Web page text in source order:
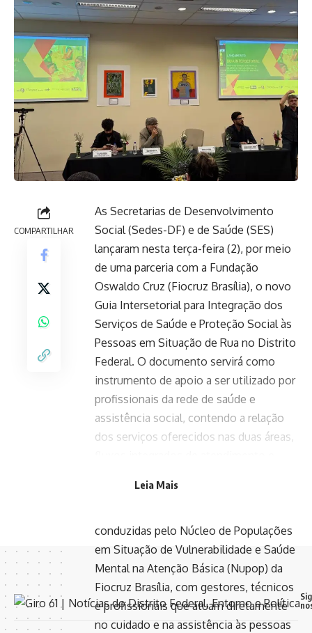
COMPARTILHAR
As Secretarias de Desenvolvimento
Social (Sedes-DF) e de Saúde (SES)
lançaram nesta terça-feira (2), por meio
de uma parceria com a Fundação
Oswaldo Cruz (Fiocruz Brasília), o novo
Guia Intersetorial para Integração dos
Serviços de Saúde e Proteção Social às
Pessoas em Situação de Rua no Distrito
Federal. O documento servirá como
instrumento de apoio a ser utilizado por
profissionais da rede de saúde e
assistência social, contendo a relação
dos serviços oferecidos nas duas áreas,
Ao longo da elaboração, foram
conduzidas pelo Núcleo de Populações
em Situação de Vulnerabilidade e Saúde
Mental na Atenção Básica (Nupop) da
Fiocruz Brasília, com gestores, técnicos
e profissionais que atuam diretamente
no cuidado e na assistência às pessoas
Leia Mais